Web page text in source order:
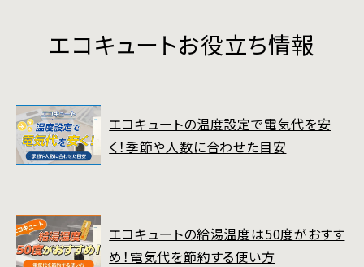
エコキュートお役立ち情報
エコキュートの温度設定で電気代を安
く！季節や人数に合わせた目安
エコキュートの給湯温度は50度がおすす
め！電気代を節約する使い方